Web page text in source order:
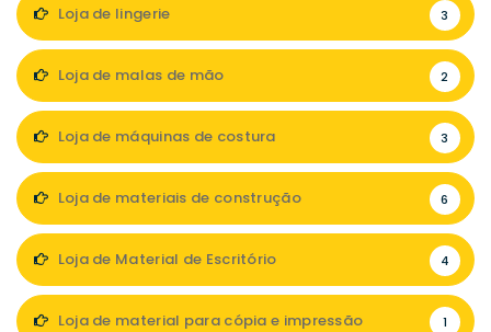
Loja de lingerie 3
Loja de malas de mão 2
Loja de máquinas de costura 3
Loja de materiais de construção 6
Loja de Material de Escritório 4
Loja de material para cópia e impressão 1